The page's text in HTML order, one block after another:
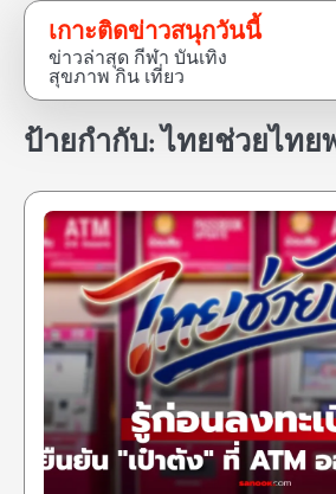
Skip
content
เกาะติดข่าวสนุกวันนี้
ข่าวล่าสุด กีฬา บันเทิง
สุขภาพ กิน เที่ยว
ป้ายกำกับ:ไทยช่วยไทย